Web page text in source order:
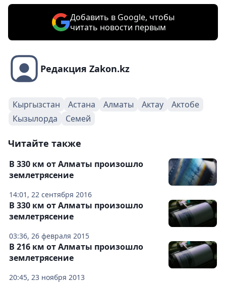
Добавить в Google, чтобы
читать новости первым
Редакция Zakon.kz
Кыргызстан Астана Алматы Актау
Актобе
Кызылорда
Семей
Читайте также
14:01, 22 сентября 2016
В 330 км от Алматы произошло
землетрясение
03:36, 26 февраля 2015
В 330 км от Алматы произошло
землетрясение
20:45, 23 ноября 2013
В 216 км от Алматы произошло
землетрясение